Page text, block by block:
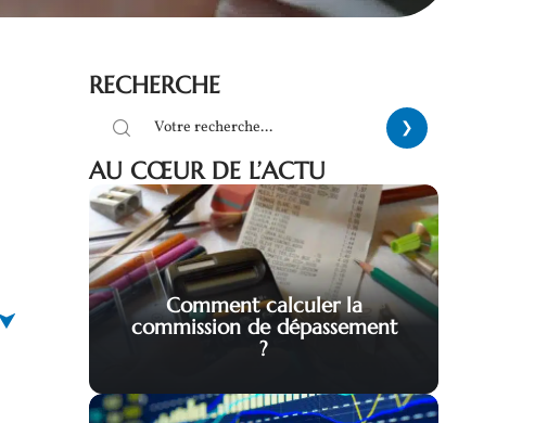
RECHERCHE
AU CŒUR DE L’ACTU
Comment calculer la
commission de dépassement
?